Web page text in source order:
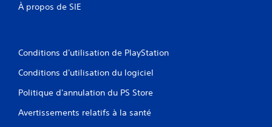
À propos de SIE
Conditions d'utilisation de PlayStation
Conditions d'utilisation du logiciel
Politique d'annulation du PS Store
Avertissements relatifs à la santé